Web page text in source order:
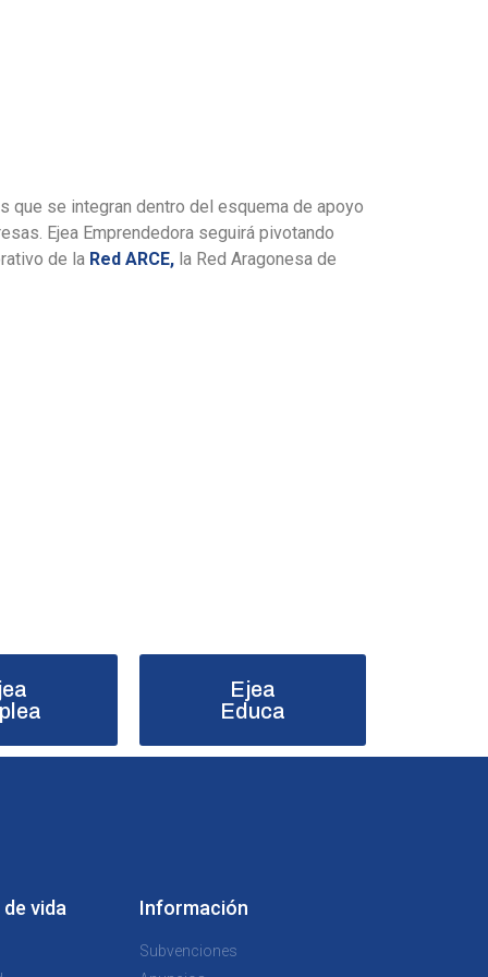
que se integran dentro del esquema de apoyo
Ejea Emprendedora seguirá pivotando
de la Red ARCE, la Red Aragonesa de
Ejea
Educa
vida Información
Subvenciones